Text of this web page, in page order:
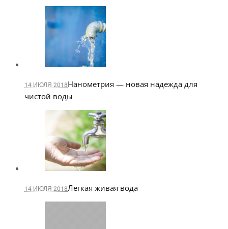
14 ИЮЛЯ 2018Нанометрия — новая надежда для
чистой воды
14 ИЮЛЯ 2018Легкая живая вода